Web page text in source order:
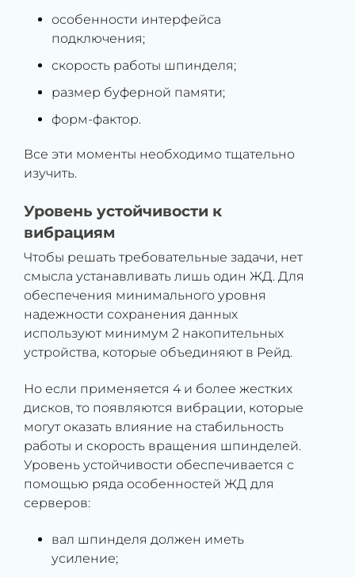
особенности интерфейса
подключения;
скорость работы шпинделя;
размер буферной памяти;
форм-фактор.
Все эти моменты необходимо тщательно
изучить.
Уровень устойчивости к
вибрациям
Чтобы решать требовательные задачи, нет
смысла устанавливать лишь один ЖД. Для
обеспечения минимального уровня
надежности сохранения данных
используют минимум 2 накопительных
устройства, которые объединяют в Рейд.
Но если применяется 4 и более жестких
дисков, то появляются вибрации, которые
могут оказать влияние на стабильность
работы и скорость вращения шпинделей.
Уровень устойчивости обеспечивается с
помощью ряда особенностей ЖД для
серверов:
вал шпинделя должен иметь
усиление;